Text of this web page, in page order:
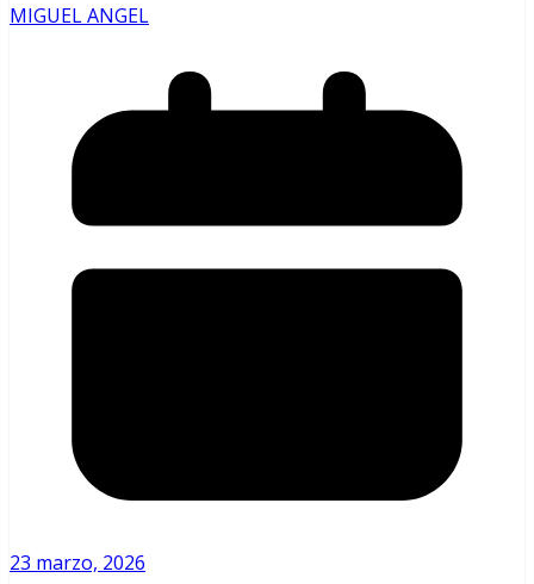
MIGUEL ANGEL
23 marzo, 2026